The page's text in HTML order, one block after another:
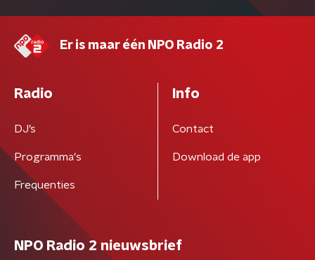
Er is maar één NPO Radio 2
Radio
DJ’s
Programma's
Frequenties
Info
Contact
Download de app
NPO Radio 2 nieuwsbrief